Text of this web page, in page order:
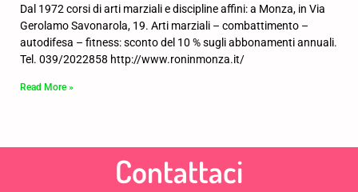
Dal 1972 corsi di arti marziali e discipline affini: a Monza, in Via
Gerolamo Savonarola, 19. Arti marziali – combattimento –
autodifesa – fitness: sconto del 10 % sugli abbonamenti annuali.
Tel. 039/2022858 http://www.roninmonza.it/
Read More »
Contattaci